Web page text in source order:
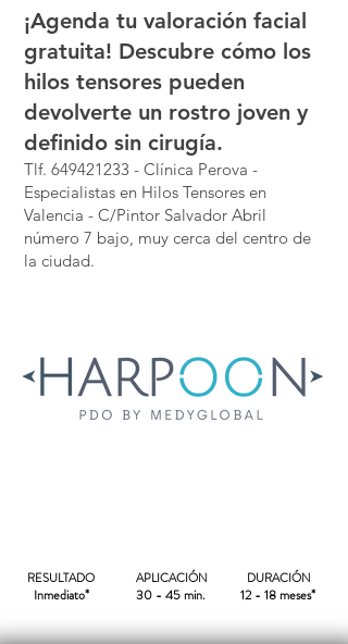
¡Agenda tu valoración facial
gratuita! Descubre cómo los
hilos tensores pueden
devolverte un rostro joven y
definido sin cirugía.
Tlf. 649421233 - Clínica Perova -
Especialistas en Hilos Tensores en
Valencia - C/Pintor Salvador Abril
número 7 bajo, muy cerca del centro de
la ciudad.
RESULTADO
Inmediato*
APLICACIÓN
30 - 45 min.
DURACIÓN
12 - 18 meses*